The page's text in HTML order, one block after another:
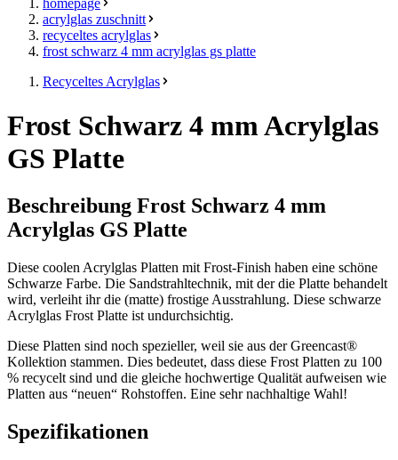
homepage
acrylglas zuschnitt
recyceltes acrylglas
frost schwarz 4 mm acrylglas gs platte
Recyceltes Acrylglas
Frost Schwarz 4 mm Acrylglas
GS Platte
Beschreibung Frost Schwarz 4 mm
Acrylglas GS Platte
Diese coolen Acrylglas Platten mit Frost-Finish haben eine schöne
Schwarze Farbe. Die Sandstrahltechnik, mit der die Platte behandelt
wird, verleiht ihr die (matte) frostige Ausstrahlung. Diese schwarze
Acrylglas Frost Platte ist undurchsichtig.
Diese Platten sind noch spezieller, weil sie aus der Greencast®
Kollektion stammen. Dies bedeutet, dass diese Frost Platten zu 100
% recycelt sind und die gleiche hochwertige Qualität aufweisen wie
Platten aus “neuen“ Rohstoffen. Eine sehr nachhaltige Wahl!
Spezifikationen